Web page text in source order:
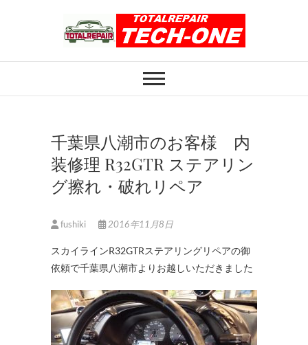
ホイール修理のト
ータルリペアテッ
クワン
千葉県八潮市のお客様 内
装修理 R32GTR ステアリン
グ擦れ・破れリペア
fushiki 2016年11月8日
スカイラインR32GTRステアリングリペアの御
依頼で千葉県八潮市よりお越しいただきました